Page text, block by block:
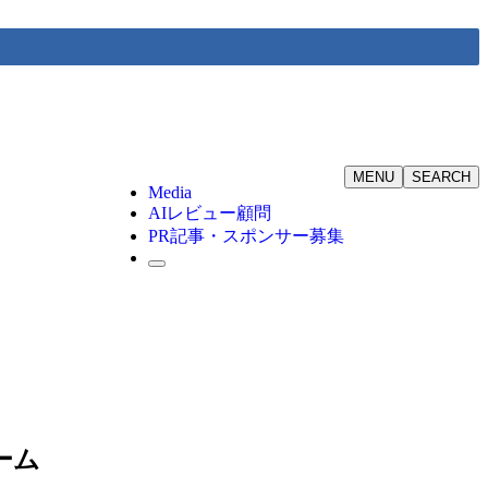
Media
AIレビュー顧問
PR記事・スポンサー募集
SEARCH
MENU
ム